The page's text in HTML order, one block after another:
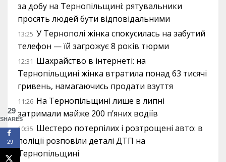
за добу на Тернопільщині: рятувальники
просять людей бути відповідальними
13:25 У Тернополі жінка спокусилась на забутий
телефон — їй загрожує 8 років тюрми
12:31 Шахрайство в інтернеті: на
Тернопільщині жінка втратила понад 63 тисячі
гривень, намагаючись продати взуття
11:26 На Тернопільщині лише в липні
затримали майже 200 п’яних водіїв
10:35 Шестеро потерпілих і розтрощені авто: в
поліції розповіли деталі ДТП на
Тернопільщині
29
SHARES
29